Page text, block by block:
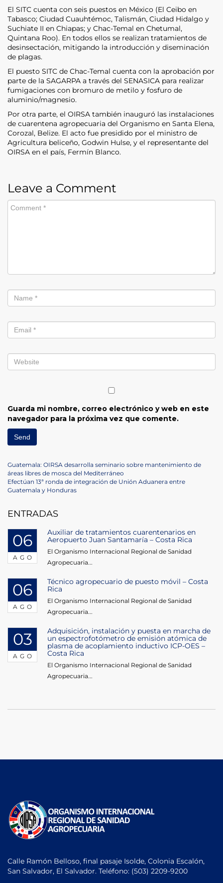
El SITC cuenta con seis puestos en México (El Ceibo en
Tabasco; Ciudad Cuauhtémoc, Talismán, Ciudad Hidalgo y
Suchiate II en Chiapas; y Chac-Temal en Chetumal,
Quintana Roo). En todos ellos se realizan tratamientos de
desinsectación, mitigando la introducción y diseminación
de plagas.
El puesto SITC de Chac-Temal cuenta con la aprobación por
parte de la SAGARPA a través del SENASICA para realizar
fumigaciones con bromuro de metilo y fosfuro de
aluminio/magnesio.
Por otra parte, el OIRSA también inauguró las instalaciones
de cuarentena agropecuaria del Organismo en Santa Elena,
Corozal, Belize. El acto fue presidido por el ministro de
Agricultura beliceño, Godwin Hulse, y el representante del
OIRSA en el país, Fermín Blanco.
Leave a Comment
Guarda mi nombre, correo electrónico y web en este
navegador para la próxima vez que comente.
Navegación
de
Previous
Post
Guatemala: OIRSA desarrolla seminario sobre mantenimiento de
áreas libres de mosca del Mediterráneo
Next
Post
Efectúan 13ª ronda de integración de Unión Aduanera entre
Guatemala y Honduras
ENTRADAS
06
AGO
Auxiliar de tratamientos cuarentenarios en
Aeropuerto Juan Santamaría – Costa Rica
El Organismo Internacional Regional de Sanidad
Agropecuaria...
06
AGO
Técnico agropecuario de puesto móvil – Costa
Rica
El Organismo Internacional Regional de Sanidad
Agropecuaria...
03
AGO
Adquisición, instalación y puesta en marcha de
un espectrofotómetro de emisión atómica de
plasma de acoplamiento inductivo ICP-OES –
Costa Rica
El Organismo Internacional Regional de Sanidad
Agropecuaria...
Calle Ramón Belloso, final pasaje Isolde, Colonia Escalón,
San Salvador, El Salvador. Teléfono: (503) 2209-9200